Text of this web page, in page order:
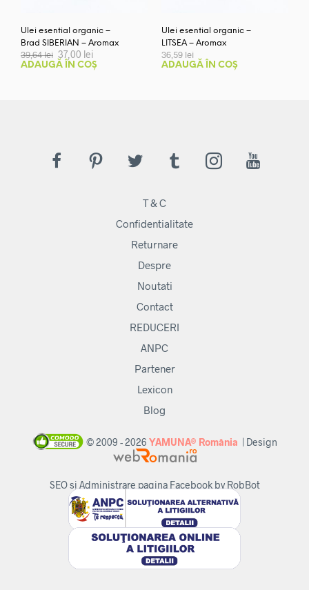
Ulei esential organic –
Brad SIBERIAN – Aromax
39,64lei Prețul
inițial
37,00 lei
curent
este:
ADAUGĂ ÎN COȘ
Ulei esential organic –
LITSEA – Aromax
36,59 lei
ADAUGĂ ÎN COȘ
T & C
Confidentialitate
Returnare
Despre
Noutati
Contact
REDUCERI
ANPC
Partener
Lexicon
Blog
© 2009 - 2026 YAMUNA® România | Design
SEO si Administrare pagina Facebook by RobBot